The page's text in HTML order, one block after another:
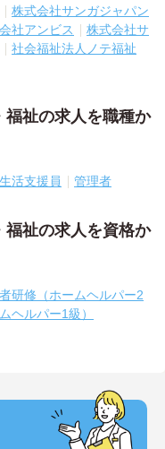
株式会社サンガジャパン
社アンビス
株式会社サ
社会福祉法人ノテ福祉
祉の求人を職種か
生活支援員 管理者
祉の求人を資格か
研修（ホームヘルパー2
ヘルパー1級）